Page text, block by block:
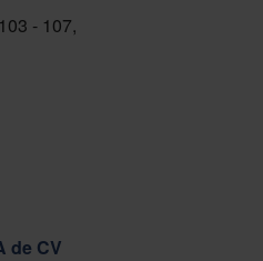
- 107,
de CV